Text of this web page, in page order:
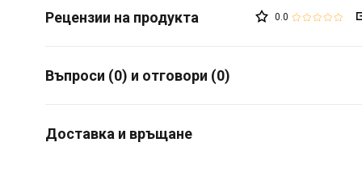
0.0
Въпроси (0) и отговори (0)
Доставка и връщане